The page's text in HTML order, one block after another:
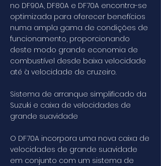
no DF90A, DF80A e DF70A encontra-se
optimizada para oferecer benefícios
numa ampla gama de condições de
funcionamento, proporcionando
deste modo grande economia de
combustível desde baixa velocidade
até à velocidade de cruzeiro.
Sistema de arranque simplificado da
Suzuki e caixa de velocidades de
grande suavidade
O DF70A incorpora uma nova caixa de
velocidades de grande suavidade
em conjunto com um sistema de